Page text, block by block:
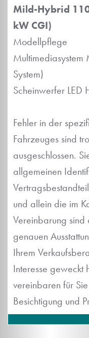
Mild-Hybrid
kW CGI)
Modellpflege
System)
Scheinwerfer LED
Fehler in der
Fahrzeuges sind
ausgeschlossen.
allgemeinen
und allein die im
Vereinbarung
genauen
Ihrem
Interesse geweckt
vereinbaren für
Besichtigung und